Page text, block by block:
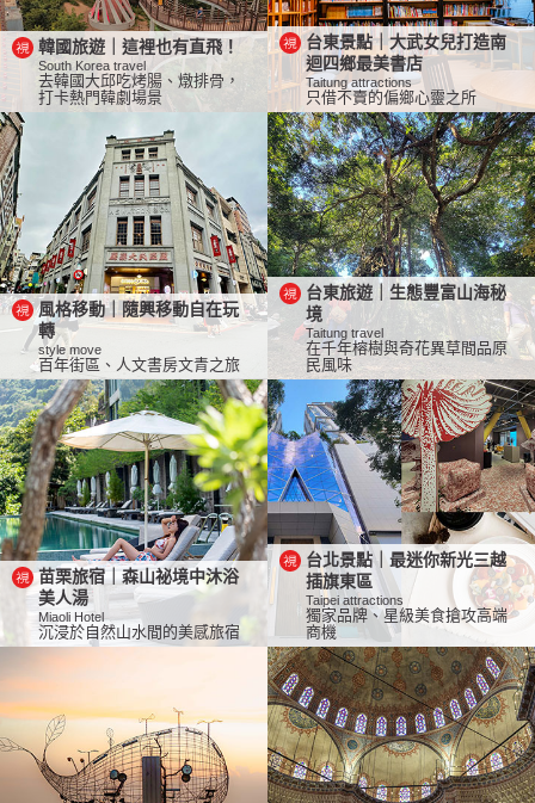
韓國旅遊｜這裡也有直飛！
South Korea travel
去韓國大邱吃烤腸、燉排骨，
打卡熱門韓劇場景
台東景點｜大武女兒打造南
迴四鄉最美書店
Taitung attractions
只借不賣的偏鄉心靈之所
風格移動｜隨興移動自在玩
轉
style move
百年街區、人文書房文青之旅
台東旅遊｜生態豐富山海秘
境
Taitung travel
在千年榕樹與奇花異草間品原
民風味
苗栗旅宿｜森山祕境中沐浴
美人湯
Miaoli Hotel
沉浸於自然山水間的美感旅宿
台北景點｜最迷你新光三越
插旗東區
Taipei attractions
獨家品牌、星級美食搶攻高端
商機